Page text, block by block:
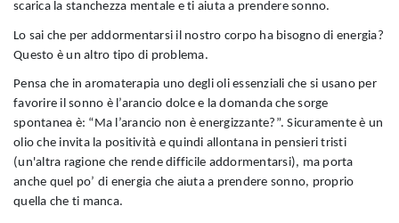
scarica la stanchezza mentale e ti aiuta a prendere sonno.
Lo sai che per addormentarsi il nostro corpo ha bisogno di energia?
Questo è un altro tipo di problema.
Pensa che in aromaterapia uno degli oli essenziali che si usano per
favorire il sonno è l’arancio dolce e la domanda che sorge
spontanea è: “Ma l’arancio non è energizzante?”. Sicuramente è un
olio che invita la positività e quindi allontana in pensieri tristi
(un'altra ragione che rende difficile addormentarsi), ma porta
anche quel po’ di energia che aiuta a prendere sonno, proprio
quella che ti manca.